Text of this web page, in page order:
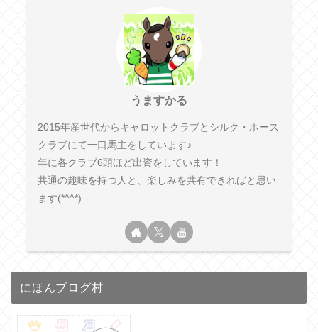
うますかる
2015年産世代からキャロットクラブとシルク・ホース
クラブにて一口馬主をしています♪
年に各クラブ6頭ほど出資をしています！
共通の趣味を持つ人と、楽しみを共有できればと思い
ます(*^^*)
にほんブログ村